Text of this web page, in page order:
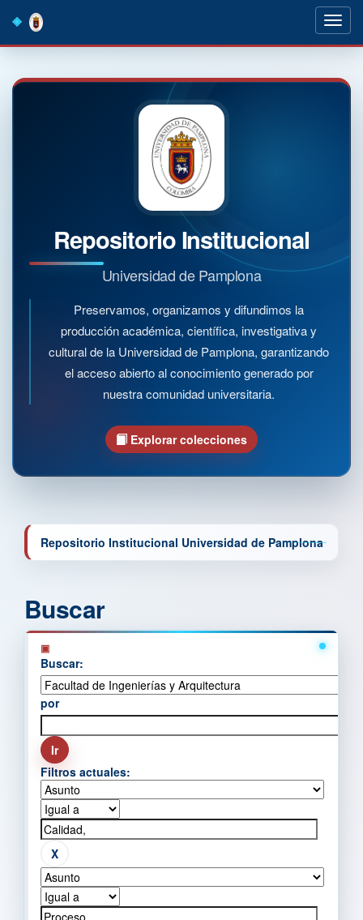
navigation
Repositorio Institucional
Universidad de Pamplona
Preservamos, organizamos y difundimos la
producción académica, científica, investigativa y
cultural de la Universidad de Pamplona, garantizando
el acceso abierto al conocimiento generado por
nuestra comunidad universitaria.
Explorar colecciones
Repositorio Institucional Universidad de Pamplona
Buscar
Buscar:
por
Filtros actuales: